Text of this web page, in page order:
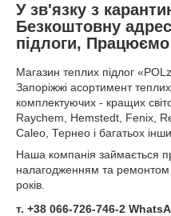
У зв'язку з
Безкоштовну
підлоги, Працюємо
Магазин теплих підлог
Запоріжжі асортимент
комплектуючих - кращих
Raychem, Hemstedt, Fenix,
Caleo, Тернео і багатьох
Наша компанія займається
налагодженням та ремонтом
років.
т. +38 066-726-746-2